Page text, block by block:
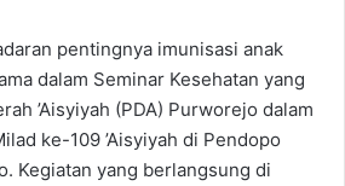
pentingnya imunisasi anak
dalam Seminar Kesehatan yang
’Aisyiyah (PDA) Purworejo dalam
ke-109 ’Aisyiyah di Pendopo
Kegiatan yang berlangsung di